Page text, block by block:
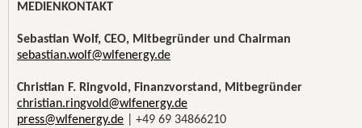
MEDIENKONTAKT
Sebastian Wolf, CEO, Mitbegründer und Chairman
sebastian.wolf@wlfenergy.de
Christian F. Ringvold, Finanzvorstand, Mitbegründer
christian.ringvold@wlfenergy.de
press@wlfenergy.de | +49 69 34866210